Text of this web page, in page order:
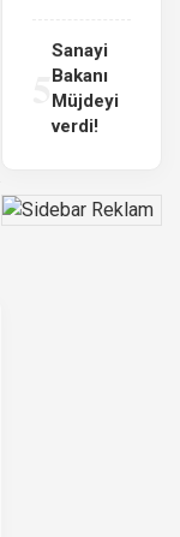
Sanayi
Bakanı
Müjdeyi
verdi!